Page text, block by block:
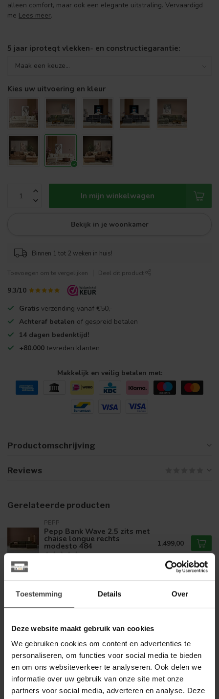
Toestemming Details Over
Deze website maakt gebruik van cookies
We gebruiken cookies om content en advertenties te
personaliseren, om functies voor social media te bieden
en om ons websiteverkeer te analyseren. Ook delen we
informatie over uw gebruik van onze site met onze
partners voor social media, adverteren en analyse. Deze
alleen comfort, maar ook een elegante uitstraling. Vervaardigd
me Lees meer.
5 jaar iproteqt vlekken- en constructiegarantie:
Kies uw uitvoering en kleur
In mijn winkelwagen
Bekijk in je woonkamer
Binnen 1 tot 2 weken in huis!
Toevoegen om te vergelijken Deel dit product
9.3/10
Gratis verzending vanaf €50,-
Achteraf betalen of gespreid betalen
14 dagen bedenktijd!
+80.000 tevreden klanten
Makkelijk en veilig betalen met:
Productomschrijving
Reviews
Gerelateerde producten
PEPP
Pepp Bank Wave 2.5 zits met
chaise longue rechts
modesto 484 1.499,00
TOWER LIVING
Tower Living Bank Leeds - 2,5
zits + ottomane Rechts - City
Op voorraad
1.989,00
PEPP
Pepp Bank Wave 2.5 zits met
chaise longue links modesto
484